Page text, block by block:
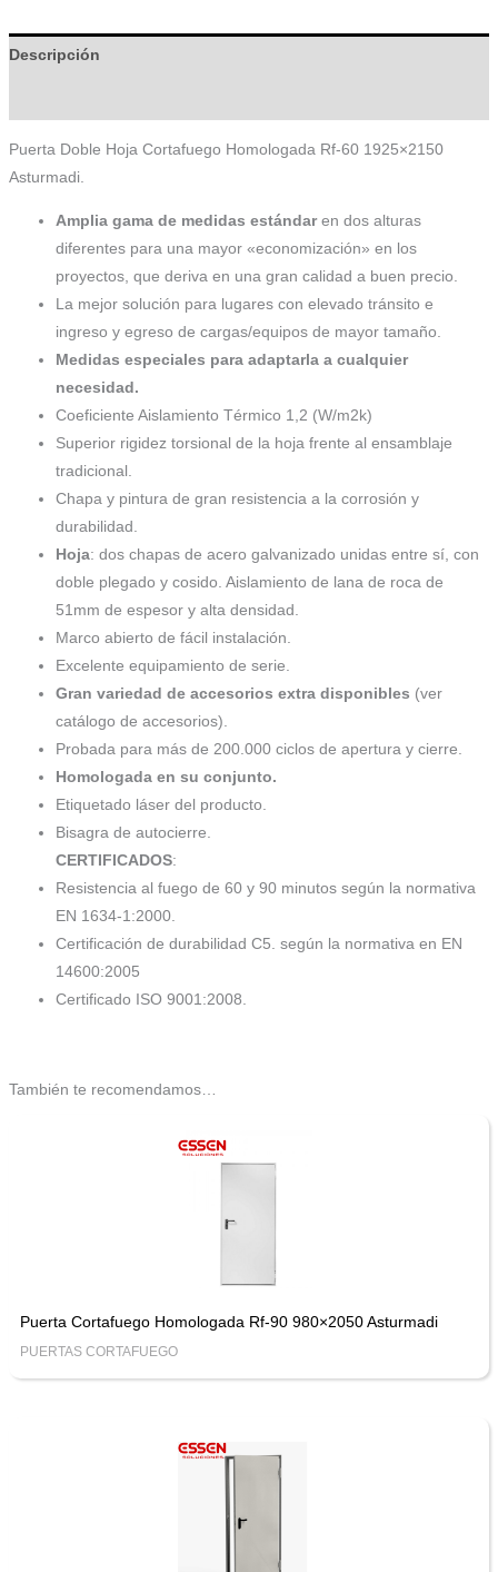
Descripción
Puerta Doble Hoja Cortafuego Homologada Rf-60 1925×2150
Asturmadi.
Amplia gama de medidas estándaren dos alturas
diferentes para una mayor «economización» en los
proyectos, que deriva en una gran calidad a buen precio.
La mejor solución para lugares con elevado tránsito e
ingreso y egreso de cargas/equipos de mayor tamaño.
Medidas especiales para adaptarla a cualquier
necesidad.
Coeficiente Aislamiento Térmico 1,2 (W/m2k)
Superior rigidez torsional de la hoja frente al ensamblaje
tradicional.
Chapa y pintura de gran resistencia a la corrosión y
durabilidad.
Hoja: dos chapas de acero galvanizado unidas entre sí, con
doble plegado y cosido. Aislamiento de lana de roca de
51mm de espesor y alta densidad.
Marco abierto de fácil instalación.
Excelente equipamiento de serie.
Gran variedad de accesorios extra disponibles (ver
catálogo de accesorios).
Probada para más de 200.000 ciclos de apertura y cierre.
Homologada en su conjunto.
Etiquetado láser del producto.
Bisagra de autocierre.
CERTIFICADOS:
Resistencia al fuego de 60 y 90 minutos según la normativa
EN 1634-1:2000.
Certificación de durabilidad C5. según la normativa en EN
14600:2005
Certificado ISO 9001:2008.
También te recomendamos…
Puerta Cortafuego Homologada Rf-90 980×2050 Asturmadi
PUERTAS CORTAFUEGO